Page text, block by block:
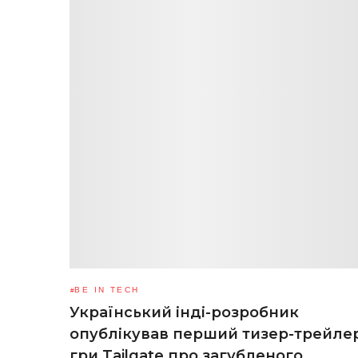
BE IN TECH
Український інді-розробник
опублікував перший тизер-